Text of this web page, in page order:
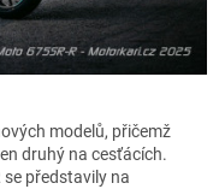
modelů, přičemž
druhý na cesťácích.
se představily na